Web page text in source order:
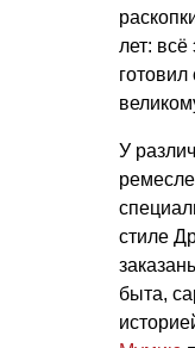
лет: всё
У
стиле
быта,